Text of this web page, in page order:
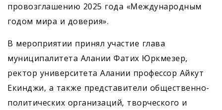
провозглашению 2025 года «Международным
годом мира и доверия».
В мероприятии принял участие глава
муниципалитета Алании Фатих Юркмезер,
ректор университета Алании профессор Айкут
Екинджи, а также представители общественно-
политических организаций, творческого и